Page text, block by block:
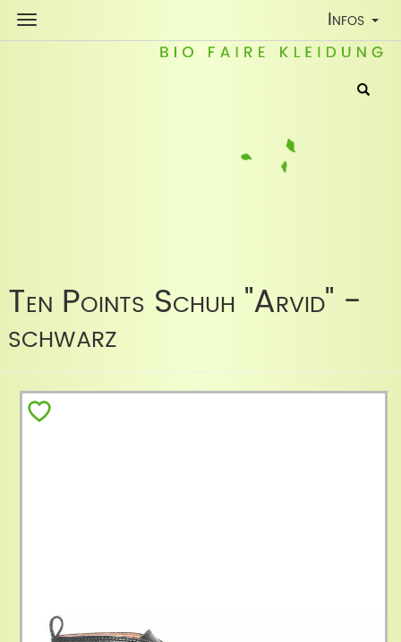
Toggle
Infos
Ten Points Schuh "Arvid" -
schwarz